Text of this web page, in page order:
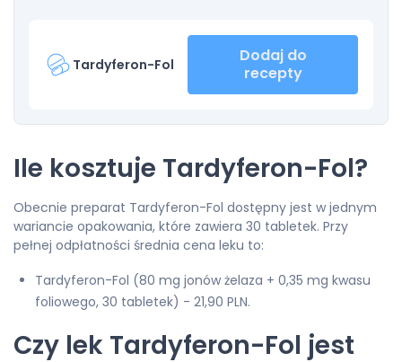
Tardyferon-Fol
Dodaj do
recepty
Ile kosztuje Tardyferon-Fol?
Obecnie preparat Tardyferon-Fol dostępny jest w jednym
wariancie opakowania, które zawiera 30 tabletek. Przy
pełnej odpłatności średnia cena leku to:
Tardyferon-Fol (80 mg jonów żelaza + 0,35 mg kwasu
foliowego, 30 tabletek) - 21,90 PLN.
Czy lek Tardyferon-Fol jest